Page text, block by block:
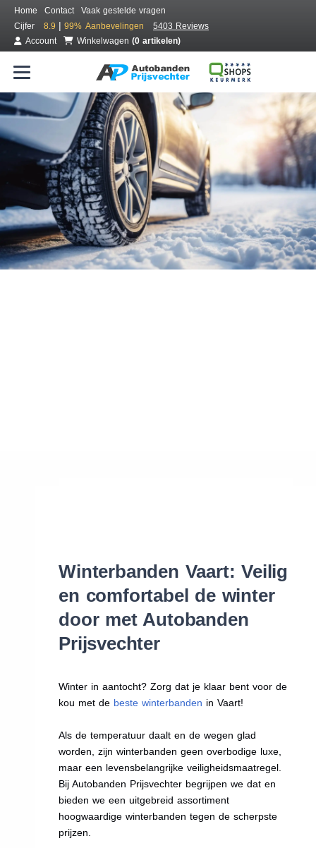
Home Contact
Vaak gestelde vragen
Cijfer
8.9 | 99% Aanbevelingen
5403 Reviews
Account
Winkelwagen (0 artikelen)
Bestel voordelig winterbanden
Gratis bezorgd of montage bij jou in de buurt
Seizoen:
Merken:
Winterbanden Vaart: Veilig
en comfortabel de winter
door met Autobanden
Prijsvechter
Winter in aantocht? Zorg dat je klaar bent voor de
kou met de beste winterbanden in Vaart!
Als de temperatuur daalt en de wegen glad
worden, zijn winterbanden geen overbodige luxe,
maar een levensbelangrijke veiligheidsmaatregel.
Bij Autobanden Prijsvechter begrijpen we dat en
bieden we een uitgebreid assortiment
hoogwaardige winterbanden tegen de scherpste
prijzen.